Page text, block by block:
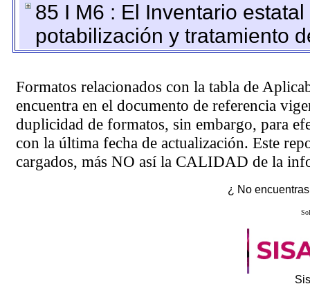
85 I M6 : El Inventario
potabilización y tratamiento
Formatos relacionados con la tabla de
encuentra en el documento de referencia
duplicidad de formatos, sin embargo, para
con la última fecha de actualización. Este
cargados, más NO así la CALIDAD de la
¿ No